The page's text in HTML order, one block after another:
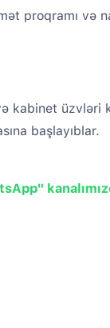
proqramı və
kabinet üzvləri
başlayıblar.